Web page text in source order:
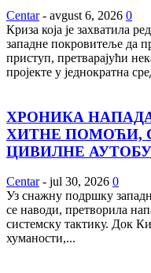
Centar - avgust 6, 2026 0
Криза која је захватила
западне покровитеље да
приступ, претварајући
пројекте у једнократна
ХРОНИКА
ХИТНЕ ПОМОЋИ,
ЦИВИЛНЕ
Centar - jul 30, 2026 0
Уз снажну подршку
се наводи, претворила
системску тактику. Док
хуманости,...